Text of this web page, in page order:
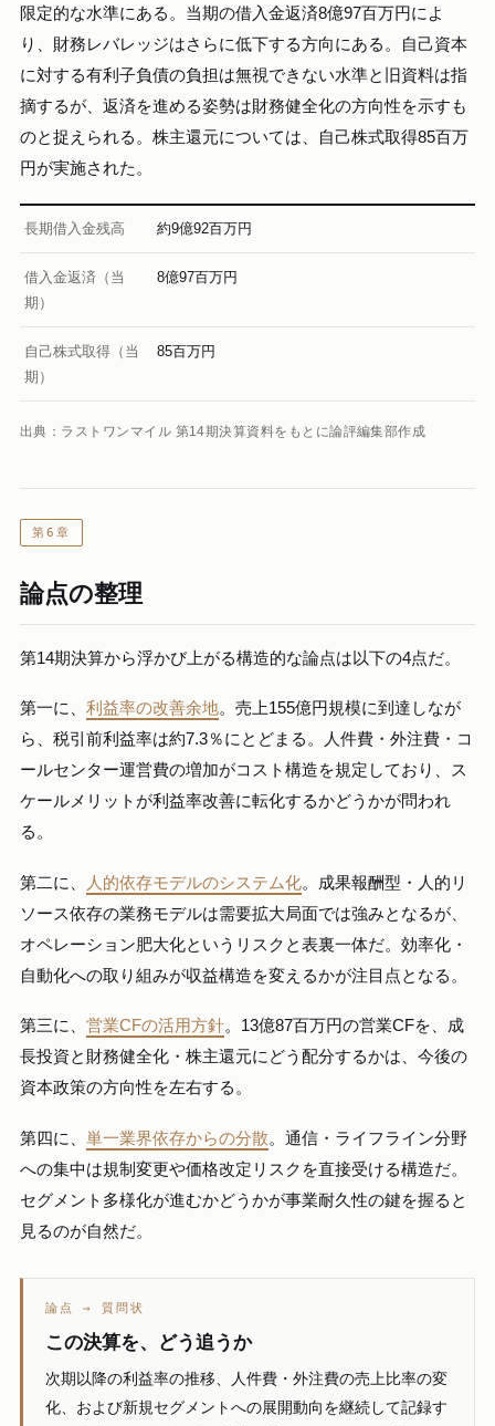
限定的な水準にある。当期の借入金返済8億97百万円によ
り、財務レバレッジはさらに低下する方向にある。自己資本
に対する有利子負債の負担は無視できない水準と旧資料は指
摘するが、返済を進める姿勢は財務健全化の方向性を示すも
のと捉えられる。株主還元については、自己株式取得85百万
円が実施された。
長期借入金残高 約9億92百万円
借入金返済（当
期）
8億97百万円
自己株式取得（当
期）
85百万円
出典：ラストワンマイル 第14期決算資料をもとに論評編集部作成
第6章
論点の整理
第14期決算から浮かび上がる構造的な論点は以下の4点だ。
第一に、 利益率の改善余地。売上155億円規模に到達しなが
ら、税引前利益率は約7.3％にとどまる。人件費・外注費・コ
ールセンター運営費の増加がコスト構造を規定しており、ス
ケールメリットが利益率改善に転化するかどうかが問われ
る。
第二に、 人的依存モデルのシステム化。成果報酬型・人的リ
ソース依存の業務モデルは需要拡大局面では強みとなるが、
オペレーション肥大化というリスクと表裏一体だ。効率化・
自動化への取り組みが収益構造を変えるかが注目点となる。
第三に、 営業CFの活用方針。13億87百万円の営業CFを、成
長投資と財務健全化・株主還元にどう配分するかは、今後の
資本政策の方向性を左右する。
第四に、 単一業界依存からの分散。通信・ライフライン分野
への集中は規制変更や価格改定リスクを直接受ける構造だ。
セグメント多様化が進むかどうかが事業耐久性の鍵を握ると
見るのが自然だ。
論点 → 質問状
この決算を、どう追うか
次期以降の利益率の推移、人件費・外注費の売上比率の変
化、および新規セグメントへの展開動向を継続して記録す